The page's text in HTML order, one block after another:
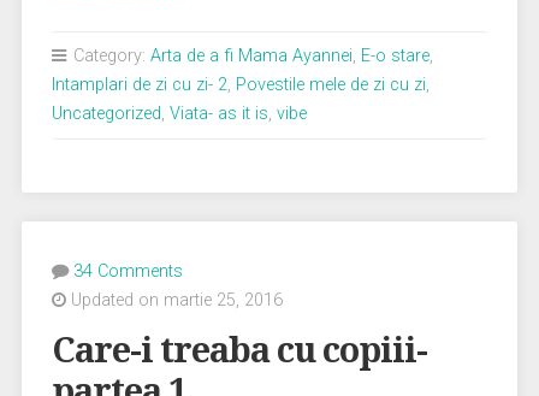
treaba
copiii-
Category: Arta de a fi Mama Ayannei, E-o stare,
Intamplari de zi cu zi- 2, Povestile mele de zi cu zi,
Uncategorized, Viata- as it is, vibe
34 Comments
Updated on martie 25, 2016
Care-i treaba cu copiii-